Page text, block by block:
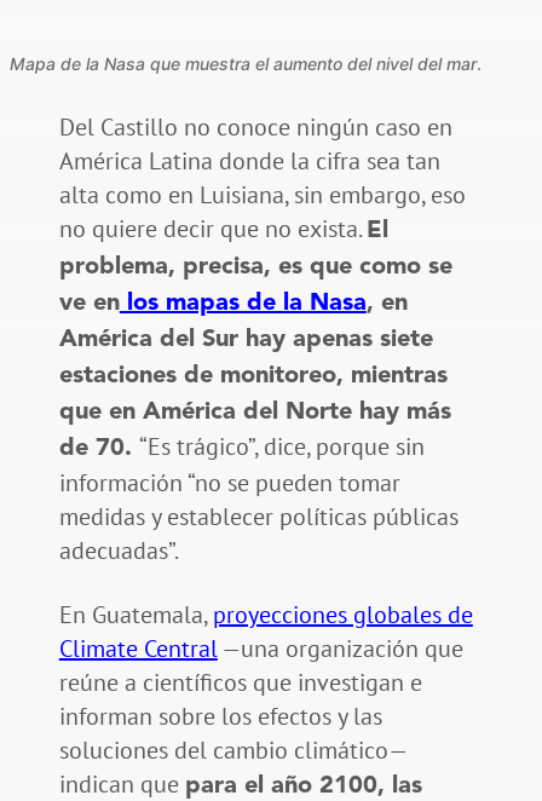
Mapa de la Nasa que muestra el aumento del nivel del mar.
Del Castillo no conoce ningún caso en
América Latina donde la cifra sea tan
alta como en Luisiana, sin embargo, eso
no quiere decir que no exista. El
problema, precisa, es que como se
ve enlos mapas de la Nasa, en
América del Sur hay apenas siete
estaciones de monitoreo, mientras
que en América del Norte hay más
de 70. “Es trágico”, dice, porque sin
información “no se pueden tomar
medidas y establecer políticas públicas
adecuadas”.
En Guatemala,proyecciones globales de
Climate Central—una organización que
reúne a científicos que investigan e
informan sobre los efectos y las
soluciones del cambio climático—
indican que para el año 2100, las